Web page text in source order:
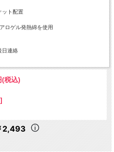
ット配置
ロゲル発熱綿を使用
日連絡
(税込)
2,493